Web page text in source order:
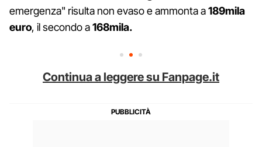
emergenza" risulta non evaso e ammonta a189mila
euro, il secondo a168mila.
Continua a leggere su Fanpage.it